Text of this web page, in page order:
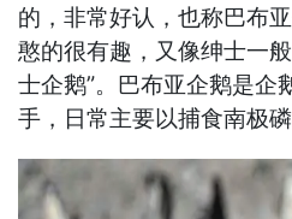
的，非常好认，也称巴布
憨的很有趣，又像绅士一
士企鹅”。巴布亚企鹅是企
手，日常主要以捕食南极磷